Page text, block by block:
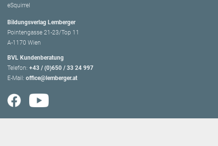
eSquirrel
Bildungsverlag Lemberger
Pointengasse 21-23/Top 11
A-1170 Wien
BVL Kundenberatung
Telefon: +43 / (0)650 / 33 24 997
E-Mail: office@lemberger.at